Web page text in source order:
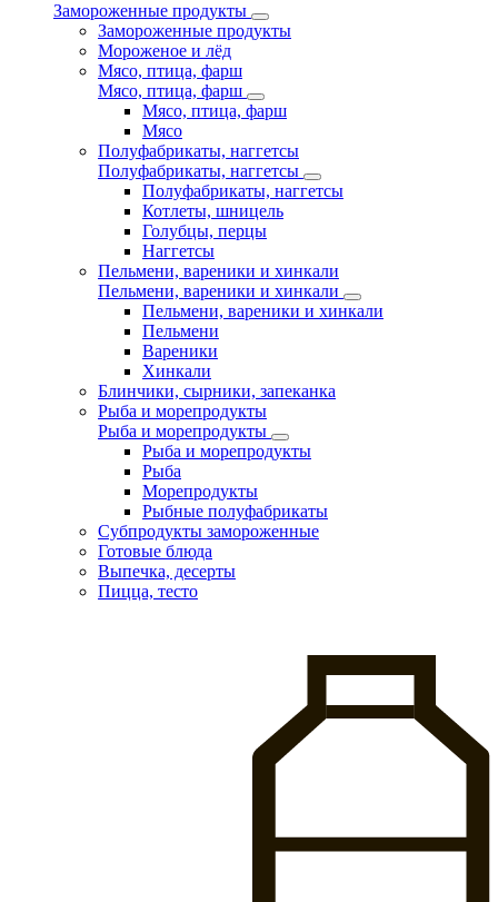
Замороженные продукты
Замороженные продукты
Мороженое и лёд
Мясо, птица, фарш
Мясо, птица, фарш
Мясо, птица, фарш
Мясо
Полуфабрикаты, наггетсы
Полуфабрикаты, наггетсы
Полуфабрикаты, наггетсы
Котлеты, шницель
Голубцы, перцы
Наггетсы
Пельмени, вареники и хинкали
Пельмени, вареники и хинкали
Пельмени, вареники и хинкали
Пельмени
Вареники
Хинкали
Блинчики, сырники, запеканка
Рыба и морепродукты
Рыба и морепродукты
Рыба и морепродукты
Рыба
Морепродукты
Рыбные полуфабрикаты
Субпродукты замороженные
Готовые блюда
Выпечка, десерты
Пицца, тесто